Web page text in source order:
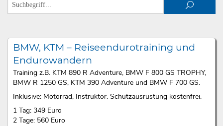
BMW, KTM – Reiseendurotraining und
Endurowandern
Training z.B. KTM 890 R Adventure, BMW F 800 GS TROPHY,
BMW R 1250 GS, KTM 390 Adventure und BMW F 700 GS.
Inklusive: Motorrad, Instruktor. Schutzausrüstung kostenfrei.
1 Tag: 349 Euro
2 Tage: 560 Euro